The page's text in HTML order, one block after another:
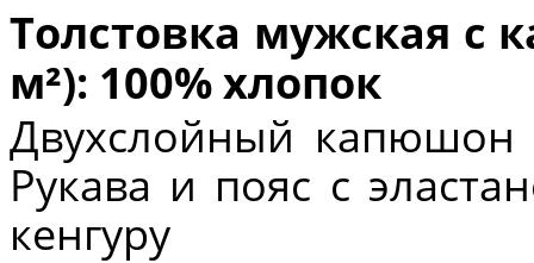
Толстовка мужская
м²): 100% хлопок
Двухслойный
Рукава и пояс с
кенгуру